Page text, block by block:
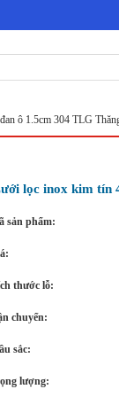
304 TLG Thăng
lọc inox kim tín
sản phẩm:
thước lỗ:
chuyển:
sắc:
lượng: